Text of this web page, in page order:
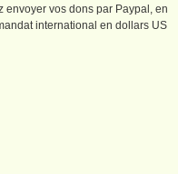
envoyer vos dons par Paypal, en
international en dollars US